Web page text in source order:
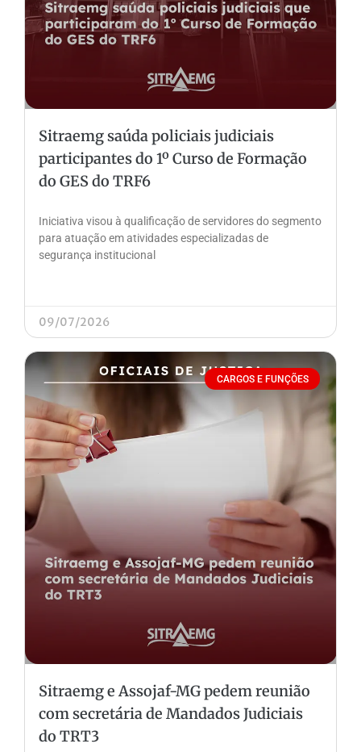
Sitraemg saúda policiais judiciais
participantes do 1º Curso de Formação
do GES do TRF6
Iniciativa visou à qualificação de servidores do segmento
para atuação em atividades especializadas de
segurança institucional
09/07/2026
CARGOS E FUNÇÕES
Sitraemg e Assojaf-MG pedem reunião
com secretária de Mandados Judiciais
do TRT3